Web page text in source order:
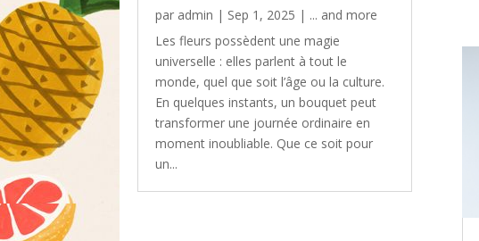
par admin | Sep 1, 2025 | ... and more
Les fleurs possèdent une magie
universelle : elles parlent à tout le
monde, quel que soit l’âge ou la culture.
En quelques instants, un bouquet peut
transformer une journée ordinaire en
moment inoubliable. Que ce soit pour
un...